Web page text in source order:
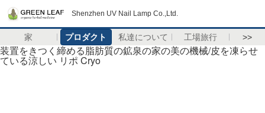
Shenzhen UV Nail Lamp Co.,Ltd.
家 プロダクト 私達について 工場旅行 >>
装置をきつく締める脂肪質の鉱泉の家の美の機械/皮を凍らせ
ている涼しい リポ Cryo